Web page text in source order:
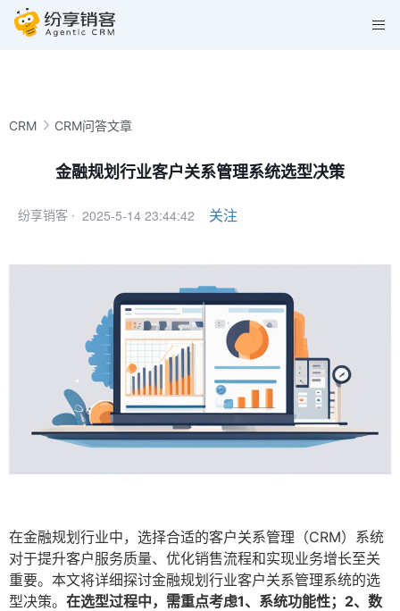
CRM CRM问答文章
金融规划行业客户关系管理系统选型决策
纷享销客 · 2025-5-14 23:44:42 关注
在金融规划行业中，选择合适的客户关系管理（CRM）系统
对于提升客户服务质量、优化销售流程和实现业务增长至关
重要。本文将详细探讨金融规划行业客户关系管理系统的选
型决策。 在选型过程中，需重点考虑1、系统功能性；2、数